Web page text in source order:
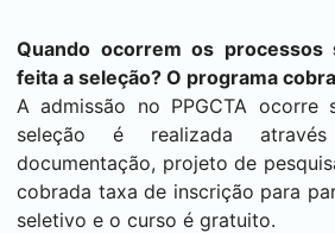
Quando ocorrem os processos
feita a seleção? O programa
A admissão no PPGCTA ocorre
seleção é realizada
documentação, projeto de
cobrada taxa de inscrição para
seletivo e o curso é gratuito.